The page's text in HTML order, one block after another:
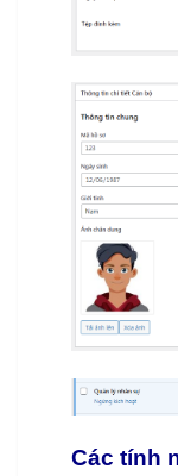
Các tính